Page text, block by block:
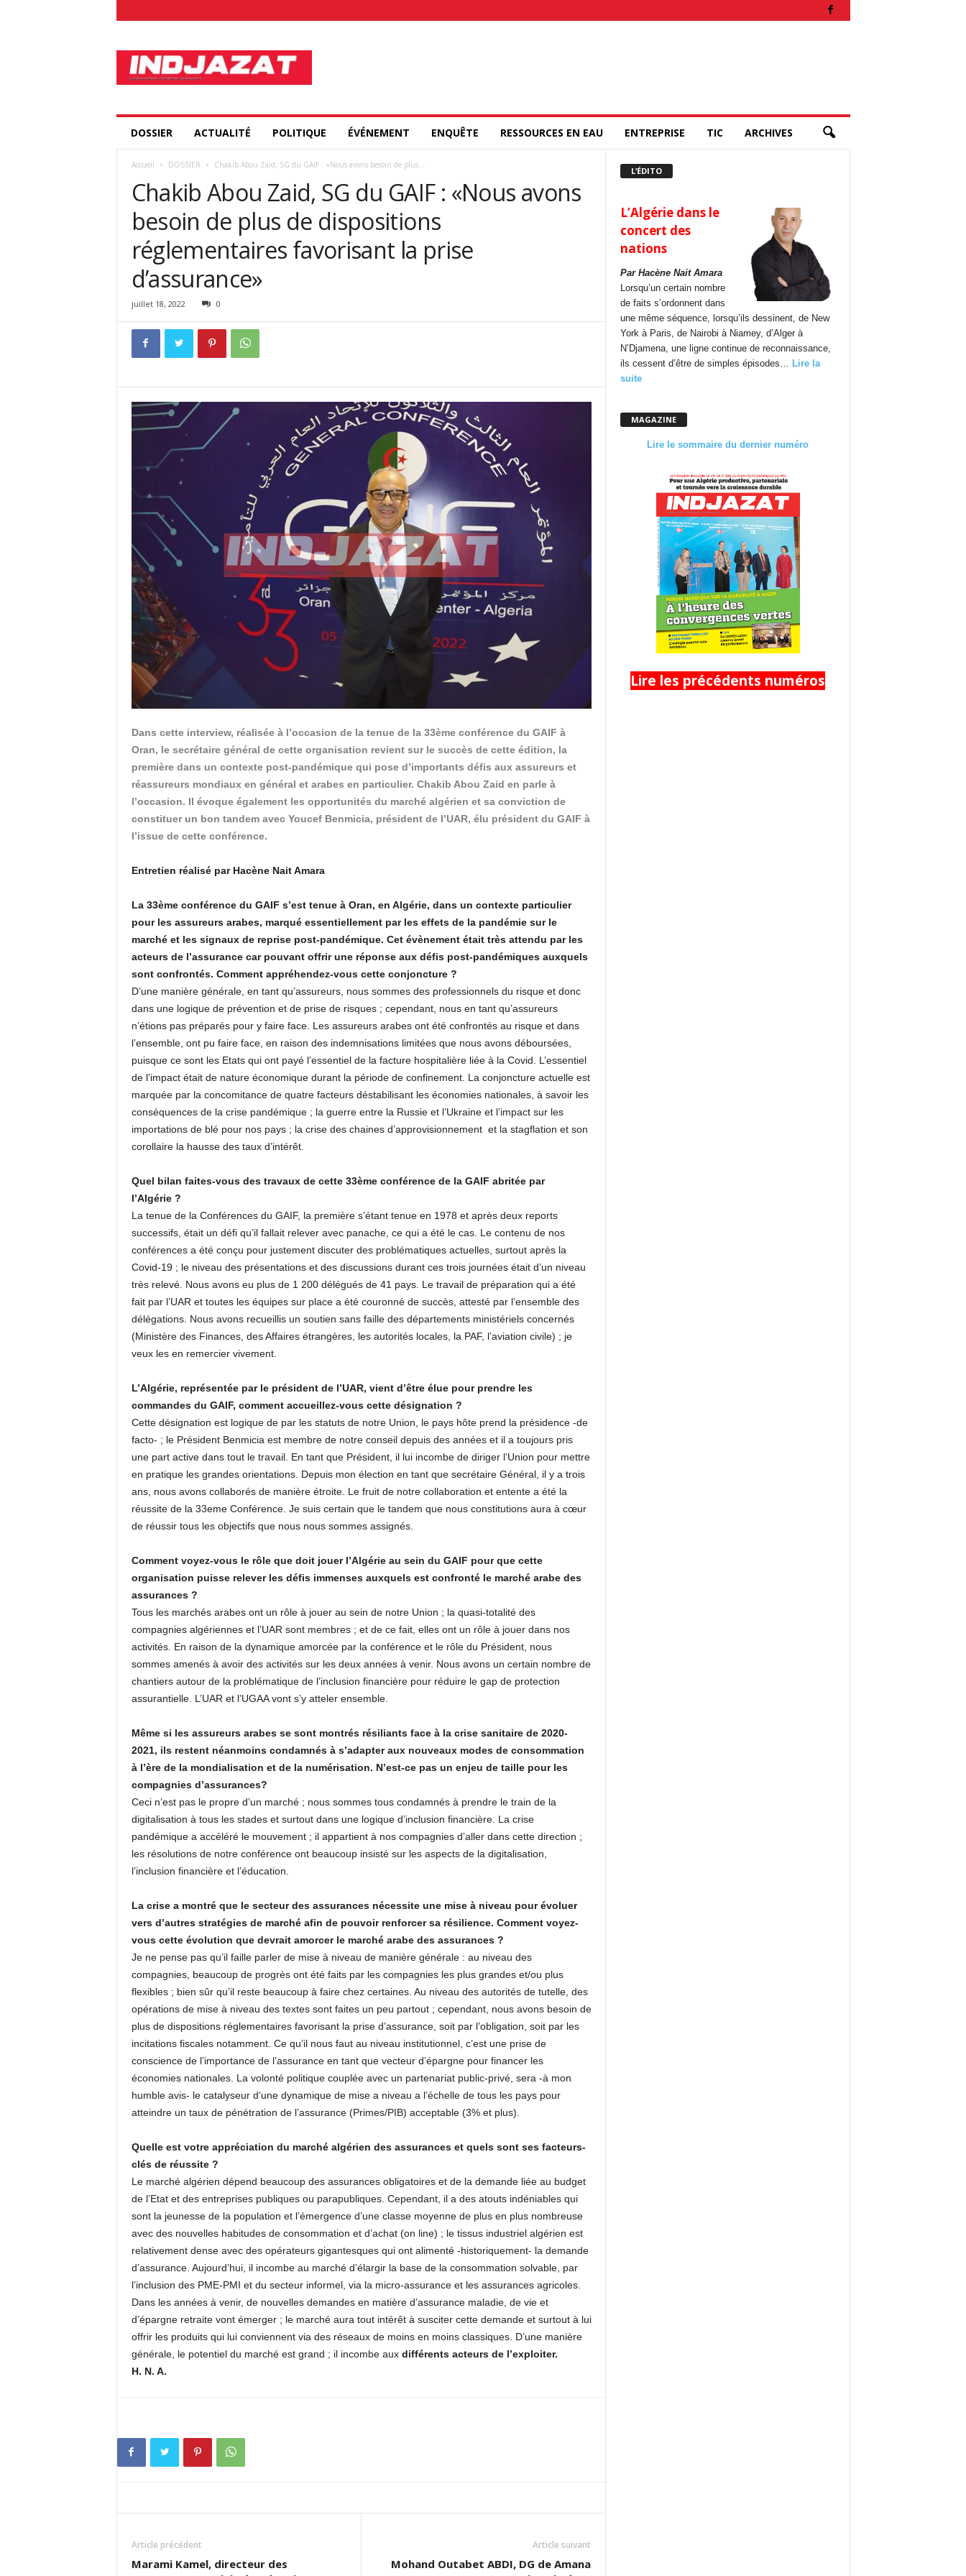
n
DOSSIER ACTUALITÉ POLITIQUE ÉVÉNEMENT ENQUÊTE RESSOURCES EN EAU ENTREPRISE TIC ARCHIVES
Accueil DOSSIER Chakib Abou Zaid, SG du GAIF : «Nous avons besoin de plus...
Chakib Abou Zaid, SG du GAIF : «Nous avons
besoin de plus de dispositions
réglementaires favorisant la prise
d’assurance»
juillet 18, 2022 0
Dans cette interview, réalisée à l’occasion de la tenue de la 33ème conférence du GAIF à
Oran, le secrétaire général de cette organisation revient sur le succès de cette édition, la
première dans un contexte post-pandémique qui pose d’importants défis aux assureurs et
réassureurs mondiaux en général et arabes en particulier. Chakib Abou Zaid en parle à
l’occasion. Il évoque également les opportunités du marché algérien et sa conviction de
constituer un bon tandem avec Youcef Benmicia, président de l’UAR, élu président du GAIF à
l’issue de cette conférence.
Entretien réalisé par Hacène Nait Amara
La 33ème conférence du GAIF s’est tenue à Oran, en Algérie, dans un contexte particulier
pour les assureurs arabes, marqué essentiellement par les effets de la pandémie sur le
marché et les signaux de reprise post-pandémique. Cet évènement était très attendu par les
acteurs de l’assurance car pouvant offrir une réponse aux défis post-pandémiques auxquels
sont confrontés. Comment appréhendez-vous cette conjoncture ?
D’une manière générale, en tant qu’assureurs, nous sommes des professionnels du risque et donc
dans une logique de prévention et de prise de risques ; cependant, nous en tant qu’assureurs
n’étions pas préparés pour y faire face. Les assureurs arabes ont été confrontés au risque et dans
l’ensemble, ont pu faire face, en raison des indemnisations limitées que nous avons déboursées,
puisque ce sont les Etats qui ont payé l’essentiel de la facture hospitalière liée à la Covid. L’essentiel
de l’impact était de nature économique durant la période de confinement. La conjoncture actuelle est
marquée par la concomitance de quatre facteurs déstabilisant les économies nationales, à savoir les
conséquences de la crise pandémique ; la guerre entre la Russie et l’Ukraine et l’impact sur les
importations de blé pour nos pays ; la crise des chaines d’approvisionnement et la stagflation et son
corollaire la hausse des taux d’intérêt.
Quel bilan faites-vous des travaux de cette 33ème conférence de la GAIF abritée par
l’Algérie ?
La tenue de la Conférences du GAIF, la première s’étant tenue en 1978 et après deux reports
successifs, était un défi qu’il fallait relever avec panache, ce qui a été le cas. Le contenu de nos
conférences a été conçu pour justement discuter des problématiques actuelles, surtout après la
Covid-19 ; le niveau des présentations et des discussions durant ces trois journées était d’un niveau
très relevé. Nous avons eu plus de 1 200 délégués de 41 pays. Le travail de préparation qui a été
fait par l’UAR et toutes les équipes sur place a été couronné de succès, attesté par l’ensemble des
délégations. Nous avons recueillis un soutien sans faille des départements ministériels concernés
(Ministère des Finances, des Affaires étrangères, les autorités locales, la PAF, l’aviation civile) ; je
veux les en remercier vivement.
L’Algérie, représentée par le président de l’UAR, vient d’être élue pour prendre les
commandes du GAIF, comment accueillez-vous cette désignation ?
Cette désignation est logique de par les statuts de notre Union, le pays hôte prend la présidence -de
facto- ; le Président Benmicia est membre de notre conseil depuis des années et il a toujours pris
une part active dans tout le travail. En tant que Président, il lui incombe de diriger l’Union pour mettre
en pratique les grandes orientations. Depuis mon élection en tant que secrétaire Général, il y a trois
ans, nous avons collaborés de manière étroite. Le fruit de notre collaboration et entente a été la
réussite de la 33eme Conférence. Je suis certain que le tandem que nous constitutions aura à cœur
de réussir tous les objectifs que nous nous sommes assignés.
Comment voyez-vous le rôle que doit jouer l’Algérie au sein du GAIF pour que cette
organisation puisse relever les défis immenses auxquels est confronté le marché arabe des
assurances ?
Tous les marchés arabes ont un rôle à jouer au sein de notre Union ; la quasi-totalité des
compagnies algériennes et l’UAR sont membres ; et de ce fait, elles ont un rôle à jouer dans nos
activités. En raison de la dynamique amorcée par la conférence et le rôle du Président, nous
sommes amenés à avoir des activités sur les deux années à venir. Nous avons un certain nombre de
chantiers autour de la problématique de l’inclusion financière pour réduire le gap de protection
assurantielle. L’UAR et l’UGAA vont s’y atteler ensemble.
Même si les assureurs arabes se sont montrés résiliants face à la crise sanitaire de 2020-
2021, ils restent néanmoins condamnés à s’adapter aux nouveaux modes de consommation
à l’ère de la mondialisation et de la numérisation. N’est-ce pas un enjeu de taille pour les
compagnies d’assurances?
Ceci n’est pas le propre d’un marché ; nous sommes tous condamnés à prendre le train de la
digitalisation à tous les stades et surtout dans une logique d’inclusion financière. La crise
pandémique a accéléré le mouvement ; il appartient à nos compagnies d’aller dans cette direction ;
les résolutions de notre conférence ont beaucoup insisté sur les aspects de la digitalisation,
l’inclusion financière et l’éducation.
La crise a montré que le secteur des assurances nécessite une mise à niveau pour évoluer
vers d’autres stratégies de marché afin de pouvoir renforcer sa résilience. Comment voyez-
vous cette évolution que devrait amorcer le marché arabe des assurances ?
Je ne pense pas qu’il faille parler de mise à niveau de manière générale : au niveau des
compagnies, beaucoup de progrès ont été faits par les compagnies les plus grandes et/ou plus
flexibles ; bien sûr qu’il reste beaucoup à faire chez certaines. Au niveau des autorités de tutelle, des
opérations de mise à niveau des textes sont faites un peu partout ; cependant, nous avons besoin de
plus de dispositions réglementaires favorisant la prise d’assurance, soit par l’obligation, soit par les
incitations fiscales notamment. Ce qu’il nous faut au niveau institutionnel, c’est une prise de
conscience de l’importance de l’assurance en tant que vecteur d’épargne pour financer les
économies nationales. La volonté politique couplée avec un partenariat public-privé, sera -à mon
humble avis- le catalyseur d‘une dynamique de mise a niveau a l’échelle de tous les pays pour
atteindre un taux de pénétration de l’assurance (Primes/PIB) acceptable (3% et plus).
Quelle est votre appréciation du marché algérien des assurances et quels sont ses facteurs-
clés de réussite ?
Le marché algérien dépend beaucoup des assurances obligatoires et de la demande liée au budget
de l’Etat et des entreprises publiques ou parapubliques. Cependant, il a des atouts indéniables qui
sont la jeunesse de la population et l’émergence d’une classe moyenne de plus en plus nombreuse
avec des nouvelles habitudes de consommation et d’achat (on line) ; le tissus industriel algérien est
relativement dense avec des opérateurs gigantesques qui ont alimenté -historiquement- la demande
d’assurance. Aujourd’hui, il incombe au marché d’élargir la base de la consommation solvable, par
l’inclusion des PME-PMI et du secteur informel, via la micro-assurance et les assurances agricoles.
Dans les années à venir, de nouvelles demandes en matière d’assurance maladie, de vie et
d’épargne retraite vont émerger ; le marché aura tout intérêt à susciter cette demande et surtout à lui
offrir les produits qui lui conviennent via des réseaux de moins en moins classiques. D’une manière
générale, le potentiel du marché est grand ; il incombe aux différents acteurs de l’exploiter.
H. N. A.
Article précédent
Marami Kamel, directeur des
Article suivant
Mohand Outabet ABDI, DG de Amana
L’ÉDITO
L’Algérie dans le
concert des
nations
Par Hacène Nait Amara
Lorsqu’un certain nombre
de faits s’ordonnent dans
une même séquence, lorsqu’ils dessinent, de New
York à Paris, de Nairobi à Niamey, d’Alger à
N’Djamena, une ligne continue de reconnaissance,
ils cessent d’être de simples épisodes…
Lire la
suite
MAGAZINE
Lire le sommaire du dernier numéro
Lire les précédents numéros